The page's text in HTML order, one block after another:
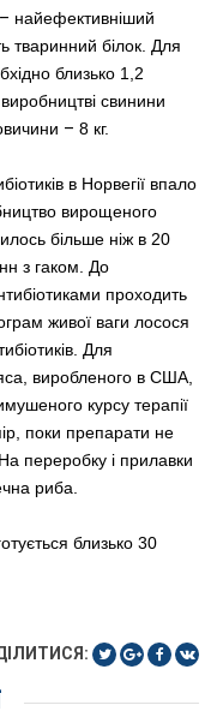
– найефективніший
тваринний білок. Для
близько 1,2
свинини
– 8 кг.
в Норвегії впало
вирощеного
більше ніж в 20
з гаком. До
проходить
живої ваги лосося
Для
виробленого в США,
курсу терапії
поки препарати не
переробку і прилавки
риба.
близько 30